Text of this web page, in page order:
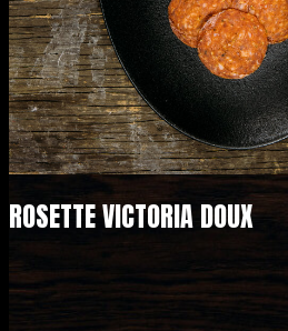
ROSETTE VICTORIA DOUX